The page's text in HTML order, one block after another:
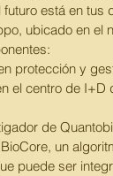
está en tus
ubicado en el
protección y
el centro de I+D
de
un
puede ser